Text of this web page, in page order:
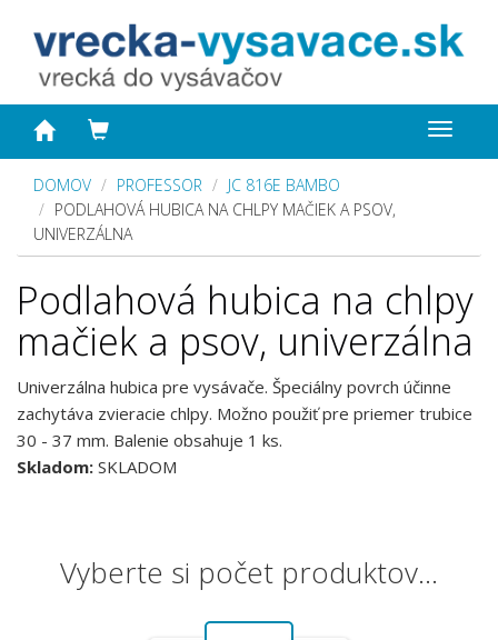
Toggle
DOMOV PROFESSOR
JC 816E BAMBO
PODLAHOVÁ HUBICA NA CHLPY MAČIEK A PSOV,
UNIVERZÁLNA
Podlahová hubica na chlpy
mačiek a psov, univerzálna
Univerzálna hubica pre vysávače. Špeciálny povrch účinne
zachytáva zvieracie chlpy. Možno použiť pre priemer trubice
30 - 37 mm. Balenie obsahuje 1 ks.
Skladom: SKLADOM
Vyberte si počet produktov…